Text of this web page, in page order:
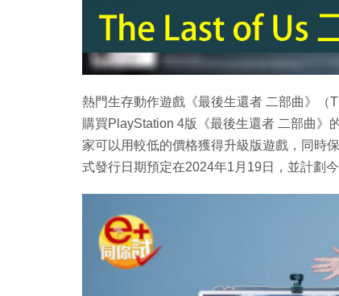
熱門生存動作遊戲《最後生還者 二部曲》（
購買PlayStation 4版《最後生還者 二部曲》
家可以用較低的價格獲得升級版遊戲，同時
式發行日期預定在2024年1月19日，並計劃